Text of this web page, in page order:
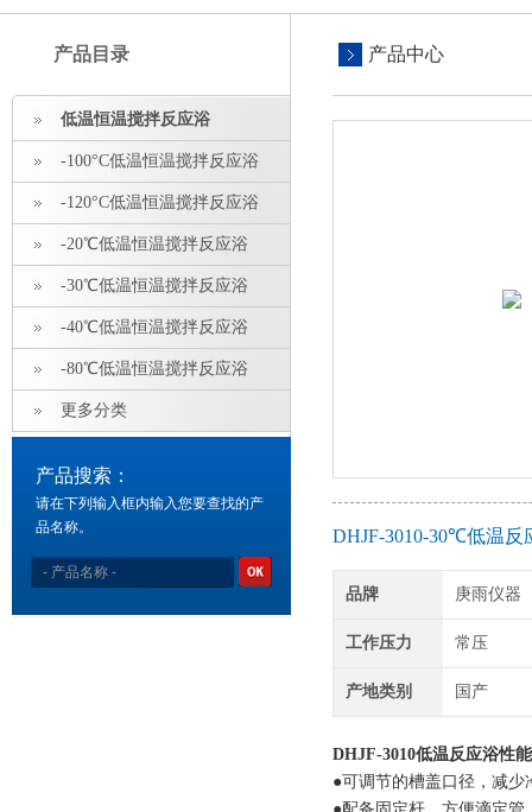
产品目录
低温恒温搅拌反应浴
-100°C低温恒温搅拌反应浴
-120°C低温恒温搅拌反应浴
-20℃低温恒温搅拌反应浴
-30℃低温恒温搅拌反应浴
-40℃低温恒温搅拌反应浴
-80℃低温恒温搅拌反应浴
更多分类
产品搜索：
请在下列输入框内输入您要查找的产
品名称。
产品中心
DHJF-3010-30℃低温反
品牌 庚雨仪器
工作压力 常压
产地类别 国产
DHJF-3010低温反应浴性
●可调节的槽盖口径，减少